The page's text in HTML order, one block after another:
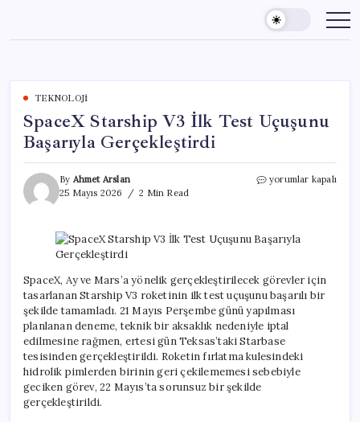
content
TEKNOLOJI
SpaceX Starship V3 İlk Test Uçuşunu
Başarıyla Gerçekleştirdi
By Ahmet Arslan
25 Mayıs 2026
2 Min Read
SpaceX
Uçuşunu
Gerçekleştirdi
için
yorumlar kapalı
SpaceX, Ay ve Mars’a yönelik gerçekleştirilecek görevler için
tasarlanan Starship V3 roketinin ilk test uçuşunu başarılı bir
şekilde tamamladı. 21 Mayıs Perşembe günü yapılması
planlanan deneme, teknik bir aksaklık nedeniyle iptal
edilmesine rağmen, ertesi gün Teksas’taki Starbase
tesisinden gerçekleştirildi. Roketin fırlatma kulesindeki
hidrolik pimlerden birinin geri çekilememesi sebebiyle
geciken görev, 22 Mayıs’ta sorunsuz bir şekilde
gerçekleştirildi.